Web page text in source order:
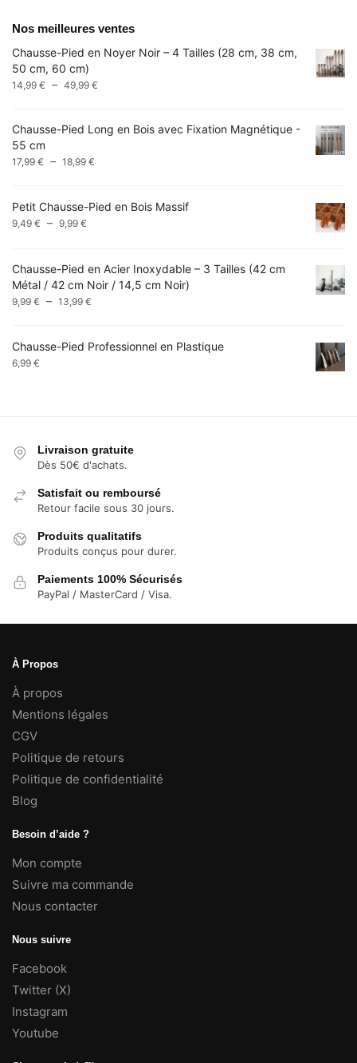
Nos meilleures ventes
Chausse-Pied en Noyer Noir – 4 Tailles (28 cm, 38 cm,
50 cm, 60 cm)
14,99 € – 49,99 €
14,99 €
Chausse-Pied Long en Bois avec Fixation Magnétique -
55 cm
17,99 € – 18,99 €
17,99 €
Petit Chausse-Pied en Bois Massif
9,49 € – 9,99 €
9,49 €
à
9,99 €
Chausse-Pied en Acier Inoxydable – 3 Tailles (42 cm
Métal / 42 cm Noir / 14,5 cm Noir)
9,99 € – 13,99 €
9,99 €
Chausse-Pied Professionnel en Plastique
6,99 €
Livraison gratuite
Dès 50€ d'achats.
Satisfait ou remboursé
Retour facile sous 30 jours.
Produits qualitatifs
Produits conçus pour durer.
Paiements 100% Sécurisés
PayPal / MasterCard / Visa.
À Propos
À propos
Mentions légales
CGV
Politique de retours
Politique de confidentialité
Blog
Besoin d’aide ?
Mon compte
Suivre ma commande
Nous contacter
Nous suivre
Facebook
Twitter (X)
Instagram
Youtube